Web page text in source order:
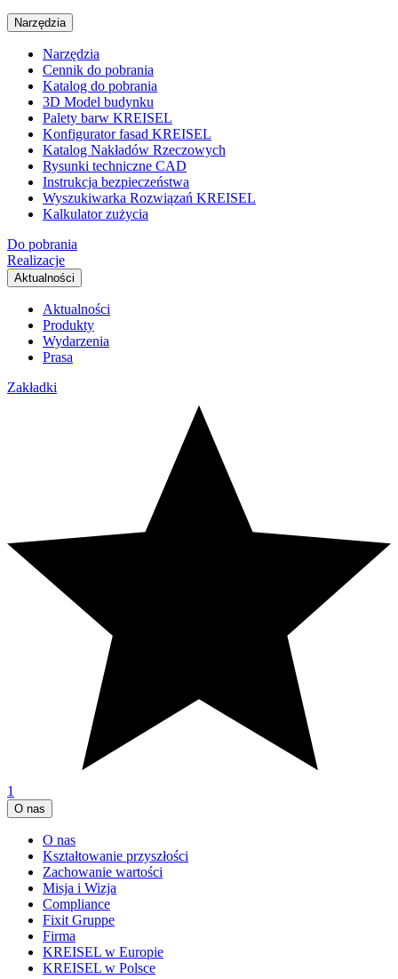
Narzędzia
Narzędzia
Cennik do pobrania
Katalog do pobrania
3D Model budynku
Palety barw KREISEL
Konfigurator fasad KREISEL
Katalog Nakładów Rzeczowych
Rysunki techniczne CAD
Instrukcja bezpieczeństwa
Wyszukiwarka Rozwiązań KREISEL
Kalkulator zużycia
Do pobrania
Realizacje
Aktualności
Aktualności
Produkty
Wydarzenia
Prasa
Zakładki
1
O nas
O nas
Kształtowanie przyszłości
Zachowanie wartości
Misja i Wizja
Compliance
Fixit Gruppe
Firma
KREISEL w Europie
KREISEL w Polsce